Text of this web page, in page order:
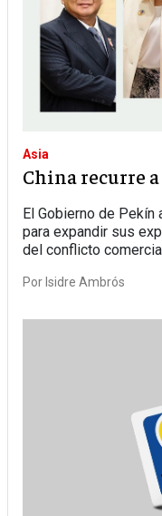
Asia
China recurre
El Gobierno de
para expandir sus
del conflicto
Por Isidre Ambrós